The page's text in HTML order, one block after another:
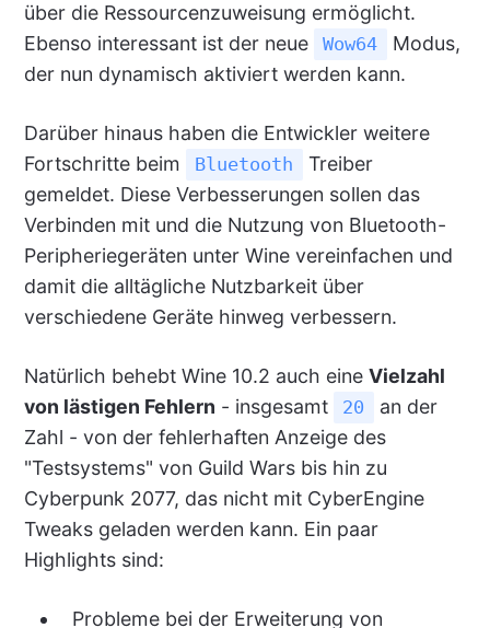
über die Ressourcenzuweisung ermöglicht.
Ebenso interessant ist der neue
Wow64
Modus,
der nun dynamisch aktiviert werden kann.
Darüber hinaus haben die Entwickler weitere
Fortschritte beim
Bluetooth
Treiber
gemeldet. Diese Verbesserungen sollen das
Verbinden mit und die Nutzung von Bluetooth-
Peripheriegeräten unter Wine vereinfachen und
damit die alltägliche Nutzbarkeit über
verschiedene Geräte hinweg verbessern.
Natürlich behebt Wine 10.2 auch eine Vielzahl
von lästigen Fehlern - insgesamt 20
an der
Zahl - von der fehlerhaften Anzeige des
"Testsystems" von Guild Wars bis hin zu
Cyberpunk 2077, das nicht mit CyberEngine
Tweaks geladen werden kann. Ein paar
Highlights sind:
Probleme bei der Erweiterung von